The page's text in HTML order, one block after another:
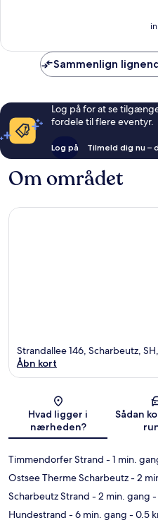
anmeldelser
Sammenlign
Log på for at se
fordele til flere eventyr.
Log på Tilmeld dig nu –
Om området
Strandallee 146, Scharbeutz,
Åbn kort
Hvad ligger i
nærheden?
Sådan
Timmendorfer Strand - 1 min.
Ostsee Therme Scharbeutz- 2
Scharbeutz Strand - 2 min. gang -
Hundestrand - 6 min. gang - 0.5